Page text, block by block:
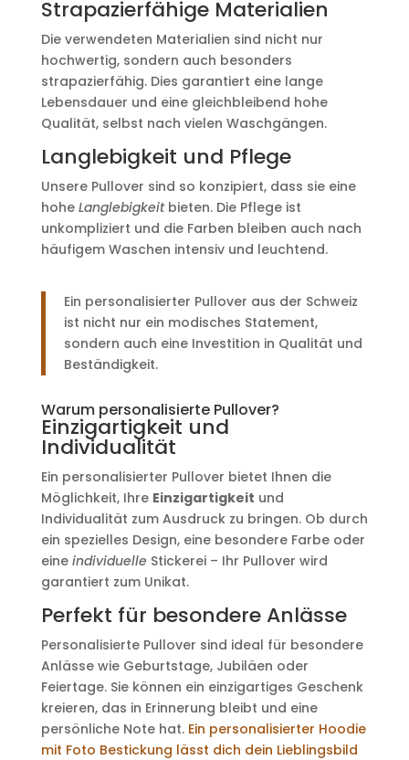
Strapazierfähige Materialien
Die verwendeten Materialien sind nicht nur
hochwertig, sondern auch besonders
strapazierfähig. Dies garantiert eine lange
Lebensdauer und eine gleichbleibend hohe
Qualität, selbst nach vielen Waschgängen.
Langlebigkeit und Pflege
Unsere Pullover sind so konzipiert, dass sie eine
hohe Langlebigkeitbieten. Die Pflege ist
unkompliziert und die Farben bleiben auch nach
häufigem Waschen intensiv und leuchtend.
Ein personalisierter Pullover aus der Schweiz
ist nicht nur ein modisches Statement,
sondern auch eine Investition in Qualität und
Beständigkeit.
Warum personalisierte Pullover?
Einzigartigkeit und
Individualität
Ein personalisierter Pullover bietet Ihnen die
Möglichkeit, Ihre Einzigartigkeit und
Individualität zum Ausdruck zu bringen. Ob durch
ein spezielles Design, eine besondere Farbe oder
eine individuelle Stickerei – Ihr Pullover wird
garantiert zum Unikat.
Perfekt für besondere Anlässe
Personalisierte Pullover sind ideal für besondere
Anlässe wie Geburtstage, Jubiläen oder
Feiertage. Sie können ein einzigartiges Geschenk
kreieren, das in Erinnerung bleibt und eine
persönliche Note hat. Ein personalisierter Hoodie
mit Foto Bestickung lässt dich dein Lieblingsbild